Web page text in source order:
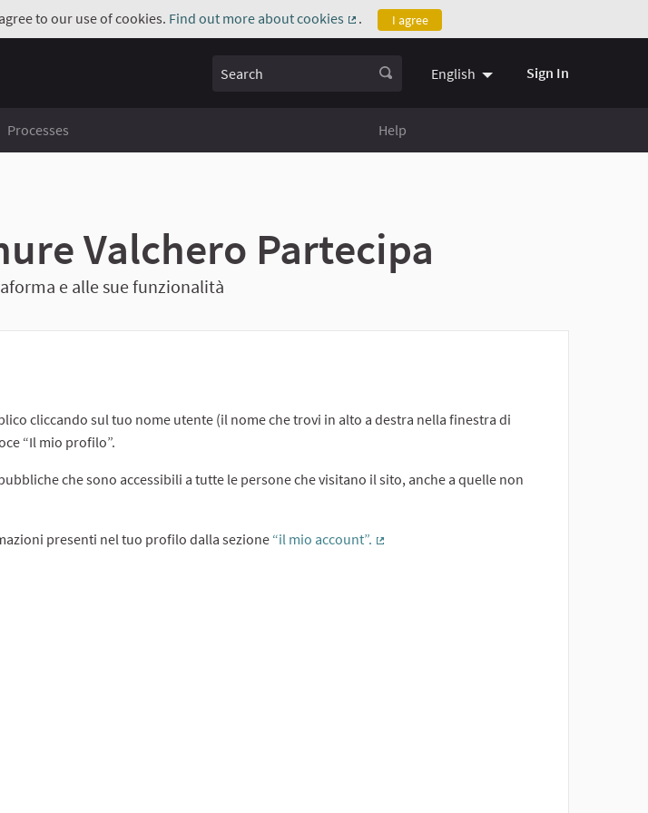
to our use of cookies. Find out more about cookies
(External link)
. I agree
Search English Sign In
Processes Help
Valchero Partecipa
e alle sue funzionalità
cliccando sul tuo nome utente (il nome che trovi in alto a destra nella finestra di
“Il mio profilo”.
che sono accessibili a tutte le persone che visitano il sito, anche a quelle non
presenti nel tuo profilo dalla sezione“il mio account”.